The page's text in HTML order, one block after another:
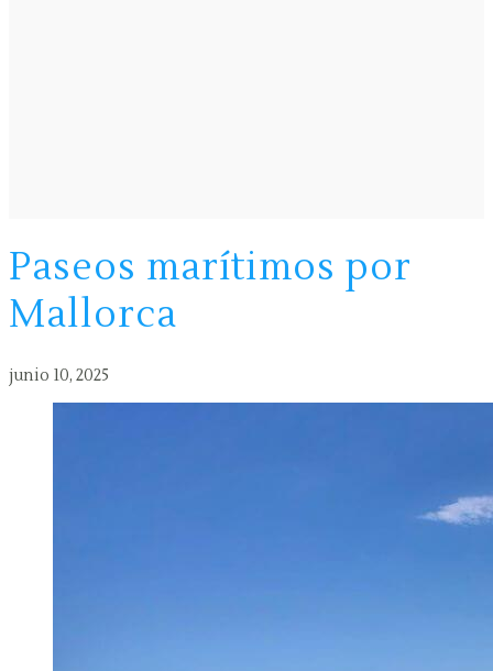
Paseos marítimos por
Mallorca
junio 10, 2025